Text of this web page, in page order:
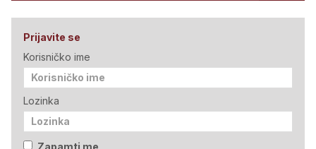
Prijavite se
Korisničko ime
Lozinka
Zapamti me